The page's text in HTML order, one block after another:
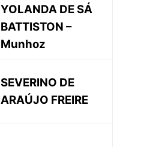
YOLANDA DE SÁ
BATTISTON –
Munhoz
SEVERINO DE
ARAÚJO FREIRE